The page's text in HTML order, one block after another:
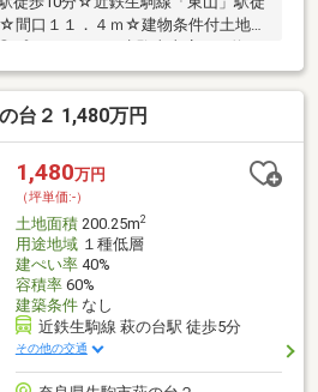
口１１．４ｍ☆建物条件付土地で
500ｍ◎松井内科まで約1090ｍ◎コ
まで約960ｍ◎ファミリーマート近
台２ 1,480万円
1,480万円
（坪単価:-）
土地面積200.25m2
用途地域１種低層
建ぺい率40%
容積率60%
建築条件なし
近鉄生駒線 萩の台駅 徒歩5分
その他の交通